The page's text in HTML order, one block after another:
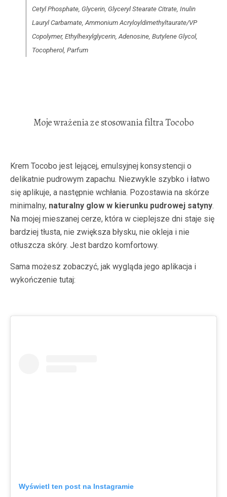
Cetyl Phosphate, Glycerin, Glyceryl Stearate Citrate, Inulin
Lauryl Carbamate, Ammonium Acryloyldimethyltaurate/VP
Copolymer, Ethylhexylglycerin, Adenosine, Butylene Glycol,
Tocopherol, Parfum
Moje wrażenia ze stosowania filtra Tocobo
Krem Tocobo jest lejącej, emulsyjnej konsystencji o
delikatnie pudrowym zapachu. Niezwykle szybko i łatwo
się aplikuje, a następnie wchłania. Pozostawia na skórze
minimalny, naturalny glow w kierunku pudrowej satyny.
Na mojej mieszanej cerze, która w cieplejsze dni staje się
bardziej tłusta, nie zwiększa błysku, nie okleja i nie
otłuszcza skóry. Jest bardzo komfortowy.
Sama możesz zobaczyć, jak wygląda jego aplikacja i
wykończenie tutaj:
Wyświetl ten post na Instagramie